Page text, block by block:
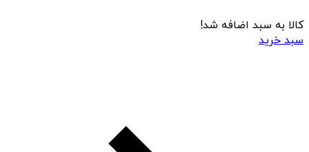
کالا به سبد اضافه شد!
سبد خرید